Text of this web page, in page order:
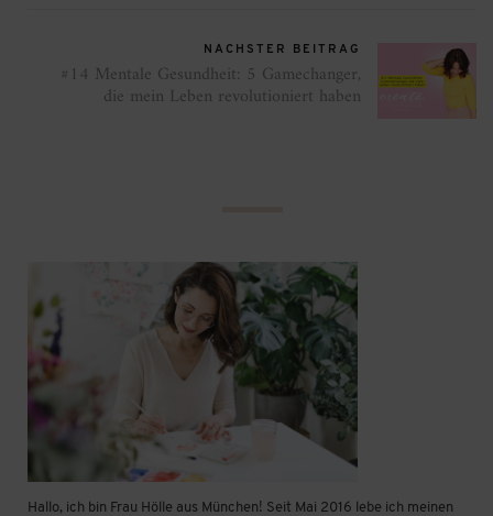
NÄCHSTER BEITRAG
#14 Mentale Gesundheit: 5 Gamechanger,
die mein Leben revolutioniert haben
Hallo, ich bin Frau Hölle aus München! Seit Mai 2016 lebe ich meinen